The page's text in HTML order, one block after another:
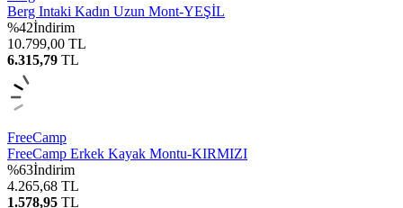
Berg Intaki Kadın Uzun Mont-YEŞİL
%42İndirim
10.799,00 TL
6.315,79 TL
FreeCamp
FreeCamp Erkek Kayak Montu-KIRMIZI
%63İndirim
4.265,68 TL
1.578,95 TL